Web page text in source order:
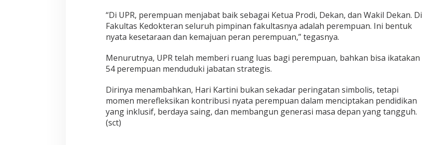
“Di UPR, perempuan menjabat baik sebagai Ketua Prodi, Dekan, dan Wakil Dekan. Di
Fakultas Kedokteran seluruh pimpinan fakultasnya adalah perempuan. Ini bentuk
nyata kesetaraan dan kemajuan peran perempuan,” tegasnya.
Menurutnya, UPR telah memberi ruang luas bagi perempuan, bahkan bisa ikatakan
54 perempuan menduduki jabatan strategis.
Dirinya menambahkan, Hari Kartini bukan sekadar peringatan simbolis, tetapi
momen merefleksikan kontribusi nyata perempuan dalam menciptakan pendidikan
yang inklusif, berdaya saing, dan membangun generasi masa depan yang tangguh.
(sct)